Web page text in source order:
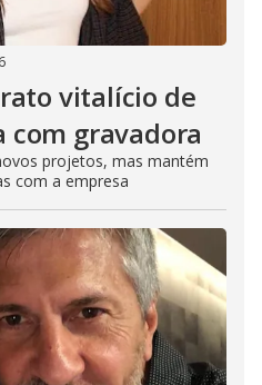
vitalício de
com gravadora
projetos, mas mantém
com a empresa